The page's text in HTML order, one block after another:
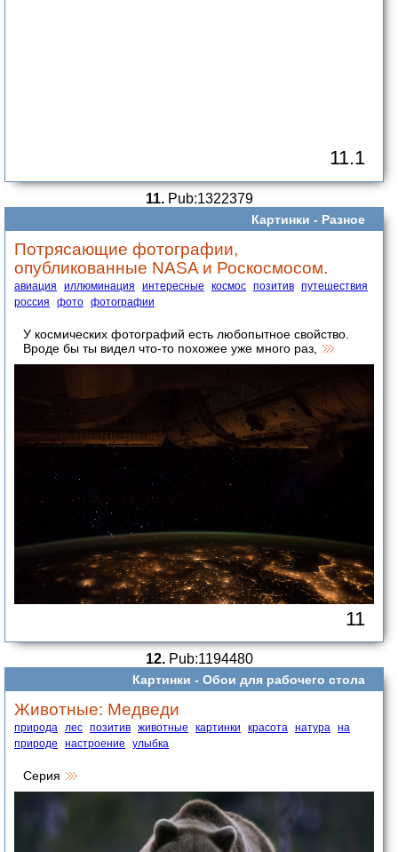
11.1
11.Pub:1322379
Картинки - Разное
Потрясающие фотографии,
опубликованные NASA и Роскосмосом.
авиация иллюминация интересные космос позитив путешествия
россия
фото фотографии
У космических фотографий есть любопытное свойство.
Вроде бы ты видел что-то похожее уже много раз,
11
12.Pub:1194480
Картинки - Обои для рабочего стола
Животные: Медведи
природа лес позитив животные картинки красота натура на
природе
настроение улыбка
Серия